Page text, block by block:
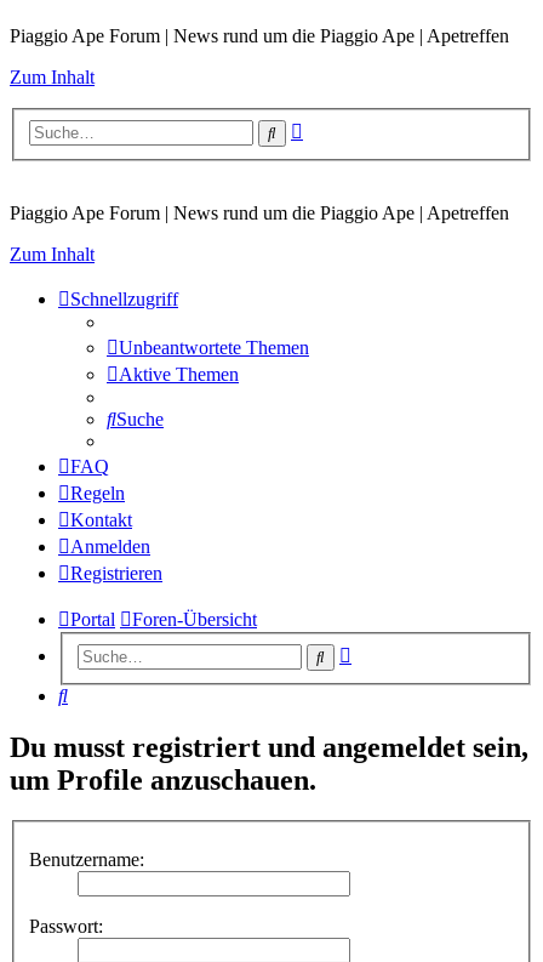
Piaggio Ape Forum | News rund um die Piaggio Ape | Apetreffen
Zum Inhalt
Suche
Piaggio Ape Forum | News rund um die Piaggio Ape | Apetreffen
Zum Inhalt
Schnellzugriff
Unbeantwortete Themen
Aktive Themen
Suche
FAQ
Regeln
Kontakt
Anmelden
Registrieren
Portal Foren-Übersicht
Suche
Suche
Du musst registriert und angemeldet sein,
um Profile anzuschauen.
Benutzername:
Passwort: